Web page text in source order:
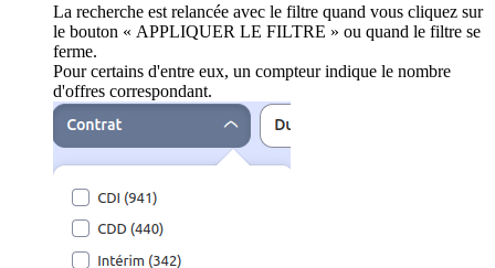
La recherche est relancée avec le filtre quand vous cliquez sur
le bouton « APPLIQUER LE FILTRE » ou quand le filtre se
ferme.
Pour certains d'entre eux, un compteur indique le nombre
d'offres correspondant.